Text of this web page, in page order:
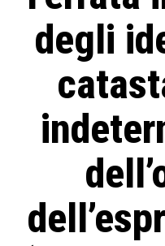
degli